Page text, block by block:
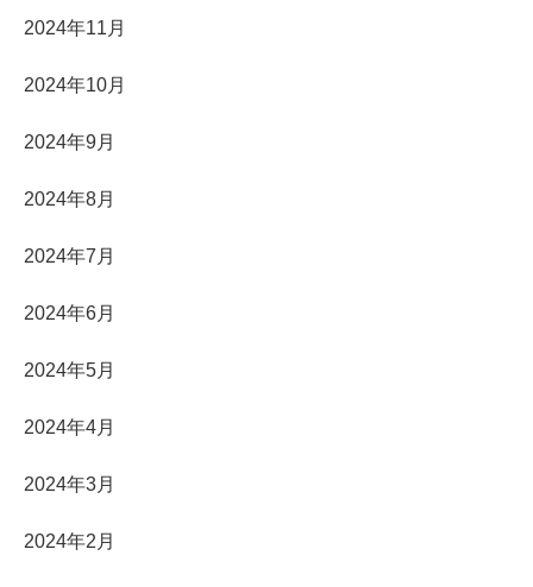
2024年11月
2024年10月
2024年9月
2024年8月
2024年7月
2024年6月
2024年5月
2024年4月
2024年3月
2024年2月